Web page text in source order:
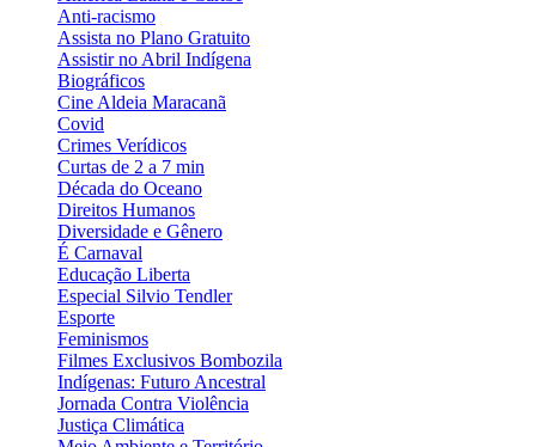
Anti-racismo
Assista no Plano Gratuito
Assistir no Abril Indígena
Biográficos
Cine Aldeia Maracanã
Covid
Crimes Verídicos
Curtas de 2 a 7 min
Década do Oceano
Direitos Humanos
Diversidade e Gênero
É Carnaval
Educação Liberta
Especial Silvio Tendler
Esporte
Feminismos
Filmes Exclusivos Bombozila
Indígenas: Futuro Ancestral
Jornada Contra Violência
Justiça Climática